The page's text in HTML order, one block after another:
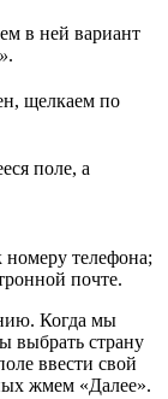
в ней вариант
.
щелкаем по
поле, а
номеру телефона;
почте.
Когда мы
выбрать страну
ввести свой
жмем «Далее».